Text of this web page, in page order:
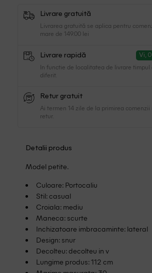
Livrare gratuită
Livrarea gratuită se aplica pentru
mare de 149.00 lei
Livrare rapidă Vi,
In functie de localitatea de livrare
diferit.
Retur gratuit
Ai termen 14 zile de la primirea
retur.
Detalii produs
Model petite.
Culoare: Portocaliu
Stil: casual
Croiala: mediu
Maneca: scurte
Inchizatoare imbracaminte: lateral
Design: snur
Decolteu: decolteu in v
Lungime produs: 112 cm